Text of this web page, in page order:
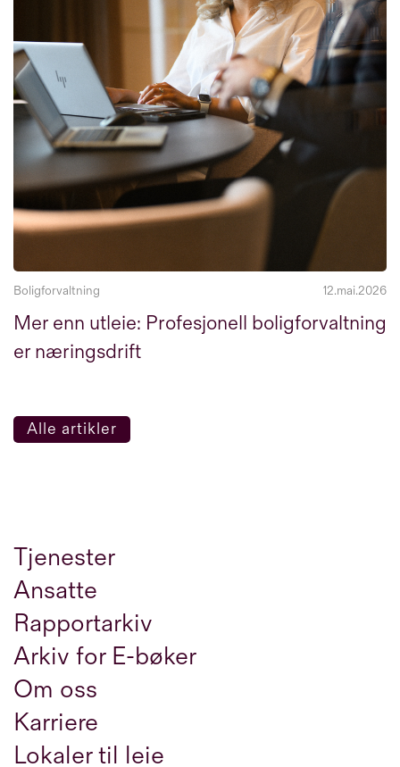
Boligforvaltning 12.mai.2026
Mer enn utleie: Profesjonell boligforvaltning
er næringsdrift
Alle artikler
Tjenester
Ansatte
Rapportarkiv
Arkiv for E-bøker
Om oss
Karriere
Lokaler til leie